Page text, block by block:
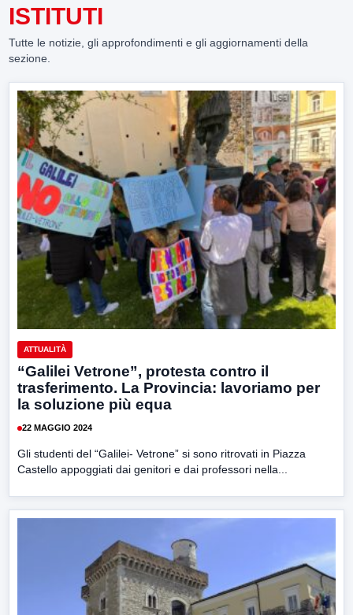
ISTITUTI
Tutte le notizie, gli approfondimenti e gli aggiornamenti della
sezione.
ATTUALITÀ
“Galilei Vetrone”, protesta contro il
trasferimento. La Provincia: lavoriamo per
la soluzione più equa
22 MAGGIO 2024
Gli studenti del “Galilei- Vetrone” si sono ritrovati in Piazza
Castello appoggiati dai genitori e dai professori nella...